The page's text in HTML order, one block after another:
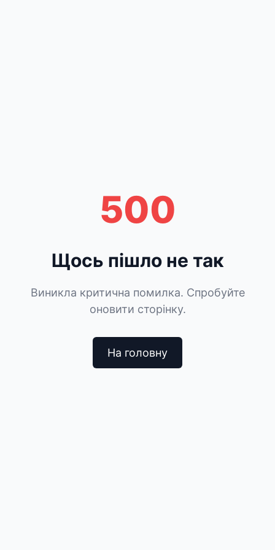
500
Щось пішло не так
Виникла критична помилка. Спробуйте
оновити сторінку.
На головну